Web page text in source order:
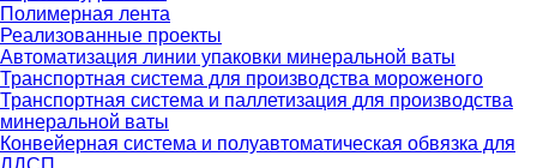
Полимерная лента
Реализованные проекты
Автоматизация линии упаковки минеральной ваты
Транспортная система для производства мороженого
Транспортная система и паллетизация для производства
минеральной ваты
Конвейерная система и полуавтоматическая обвязка для